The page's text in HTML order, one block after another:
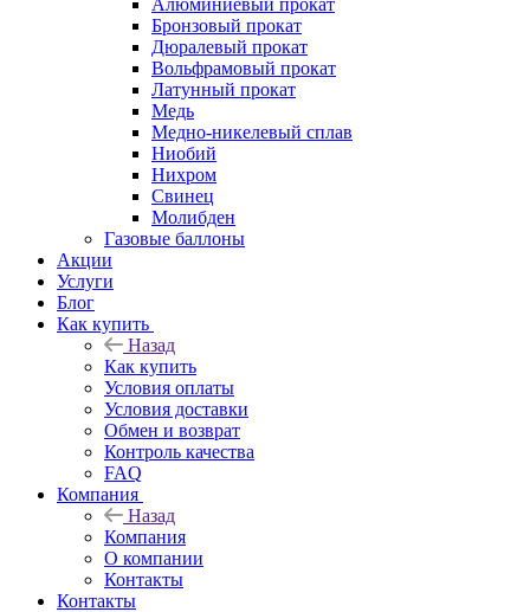
Алюминиевый прокат
Бронзовый прокат
Дюралевый прокат
Вольфрамовый прокат
Латунный прокат
Медь
Медно-никелевый сплав
Ниобий
Нихром
Свинец
Молибден
Газовые баллоны
Акции
Услуги
Блог
Как купить
Назад
Как купить
Условия оплаты
Условия доставки
Обмен и возврат
Контроль качества
FAQ
Компания
Назад
Компания
О компании
Контакты
Контакты